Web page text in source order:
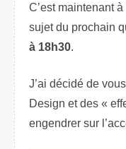
C’est maintenant
sujet du prochain
à 18h30.
J’ai décidé de
Design et des «
engendrer sur